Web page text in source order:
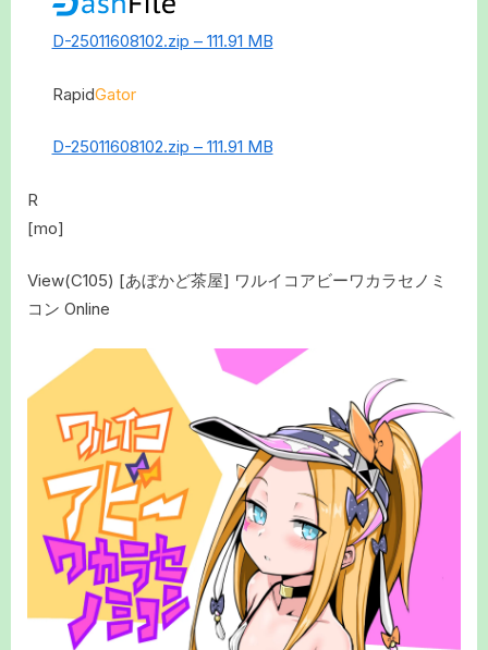
D-25011608102.zip – 111.91 MB
RapidGator
D-25011608102.zip – 111.91 MB
R
[mo]
View(C105) [あぼかど茶屋] ワルイコアビーワカラセノミ
コン Online